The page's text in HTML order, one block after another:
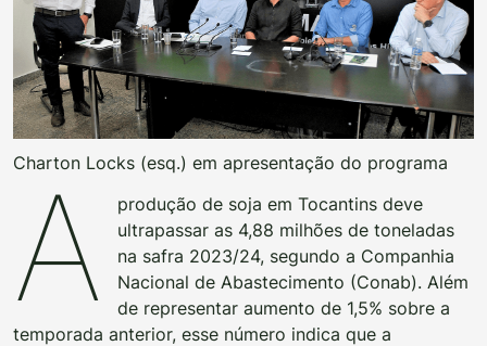
Charton Locks (esq.) em apresentação do programa
A
produção de soja em Tocantins deve
ultrapassar as 4,88 milhões de toneladas
na safra 2023/24, segundo a Companhia
Nacional de Abastecimento (Conab). Além
de representar aumento de 1,5% sobre a
temporada anterior, esse número indica que a